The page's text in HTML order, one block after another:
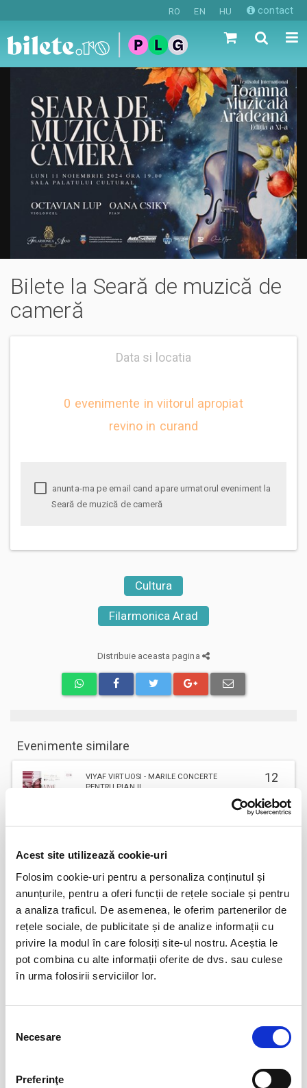
Acest site utilizează cookie-uri
Folosim cookie-uri pentru a personaliza conținutul și
anunțurile, pentru a oferi funcții de rețele sociale și pentru
a analiza traficul. De asemenea, le oferim partenerilor de
rețele sociale, de publicitate și de analize informații cu
privire la modul în care folosiți site-ul nostru. Aceștia le
pot combina cu alte informații oferite de dvs. sau culese
în urma folosirii serviciilor lor.
consimțământului
Necesare
Preferinţe
RO EN HU contact
Bilete la Seară de muzică de
cameră
Data si locatia
0 evenimente in viitorul apropiat
revino in curand
Seară de muzică de cameră
Cultura
Filarmonica Arad
Distribuie aceasta pagina
Evenimente similare
VIYAF VIRTUOSI - MARILE CONCERTE
PENTRU PIAN II
BILETE
12
Șoricelul neascultător
Bucuresti
BILETE
23
aug
17
sept